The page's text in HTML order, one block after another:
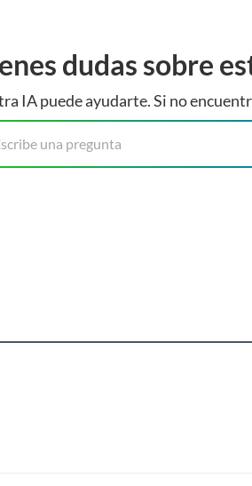
dudas sobre
IA puede ayudarte. Si no
una pregunta